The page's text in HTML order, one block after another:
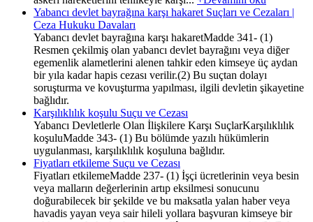
Yabancı devlet bayrağına karşı hakaret Suçları ve Cezaları |
Ceza Hukuku Davaları
Yabancı devlet bayrağına karşı hakaretMadde 341- (1)
Resmen çekilmiş olan yabancı devlet bayrağını veya diğer
egemenlik alametlerini alenen tahkir eden kimseye üç aydan
bir yıla kadar hapis cezası verilir.(2) Bu suçtan dolayı
soruşturma ve kovuşturma yapılması, ilgili devletin şikayetine
bağlıdır.
Karşılıklılık koşulu Suçu ve Cezası
Yabancı Devletlerle Olan İlişkilere Karşı SuçlarKarşılıklılık
koşuluMadde 343- (1) Bu bölümde yazılı hükümlerin
uygulanması, karşılıklılık koşuluna bağlıdır.
Fiyatları etkileme Suçu ve Cezası
Fiyatları etkilemeMadde 237- (1) İşçi ücretlerinin veya besin
veya malların değerlerinin artıp eksilmesi sonucunu
doğurabilecek bir şekilde ve bu maksatla yalan haber veya
havadis yayan veya sair hileli yollara başvuran kimseye bir